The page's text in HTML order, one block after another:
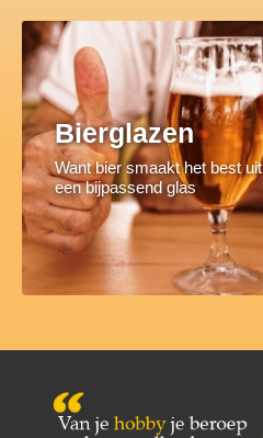
Bierglazen
Want bier smaakt het best uit
een bijpassend glas